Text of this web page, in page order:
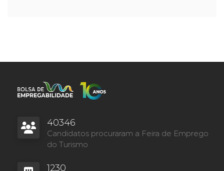
40346
Candidatos procuraram a Feira de Emprego
do Turismo
1230